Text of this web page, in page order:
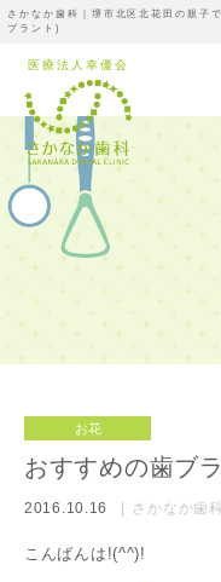
さかなか歯科｜堺市北区北花田の親子
プラント)
お花
おすすめの歯ブ
2016.10.16 さかなか歯科
こんばんは!(^^)!